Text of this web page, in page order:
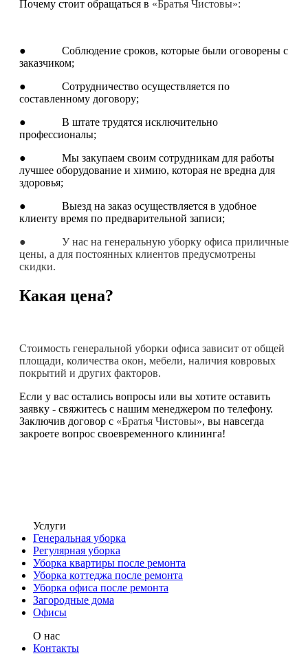
Почему стоит обращаться в «Братья Чистовы»:
● Соблюдение сроков, которые были оговорены с
заказчиком;
● Сотрудничество осуществляется по
составленному договору;
● В штате трудятся исключительно
профессионалы;
● Мы закупаем своим сотрудникам для работы
лучшее оборудование и химию, которая не вредна для
здоровья;
● Выезд на заказ осуществляется в удобное
клиенту время по предварительной записи;
● У нас на генеральную уборку офиса приличные
цены, а для постоянных клиентов предусмотрены
скидки.
Какая цена?
Стоимость генеральной уборки офиса зависит от общей
площади, количества окон, мебели, наличия ковровых
покрытий и других факторов.
Если у вас остались вопросы или вы хотите оставить
заявку - свяжитесь с нашим менеджером по телефону.
Заключив договор с «Братья Чистовы», вы навсегда
закроете вопрос своевременного клининга!
Услуги
Генеральная уборка
Регулярная уборка
Уборка квартиры после ремонта
Уборка коттеджа после ремонта
Уборка офиса после ремонта
Загородные дома
Офисы
О нас
Контакты